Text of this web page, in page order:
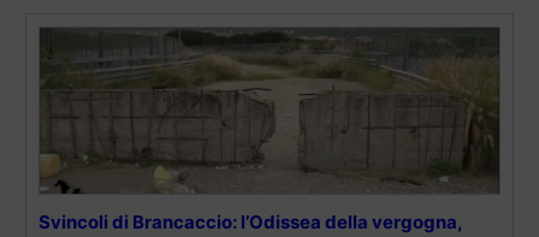
Svincoli di Brancaccio: l’Odissea della vergogna,